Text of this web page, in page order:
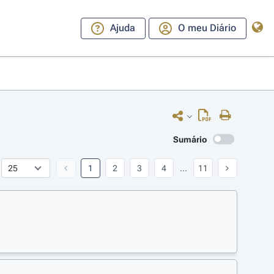
Ajuda O meu Diário
Sumário
1 2 3 4 ... 11